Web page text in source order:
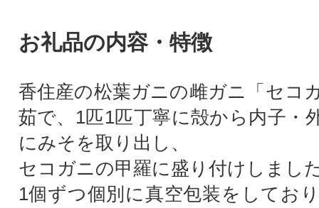
お礼品の内容・特徴
香住産の松葉ガニの雌ガニ「セコ
茹で、1匹1匹丁寧に殻から内子・
にみそを取り出し、
セコガニの甲羅に盛り付けしまし
1個ずつ個別に真空包装をしてお